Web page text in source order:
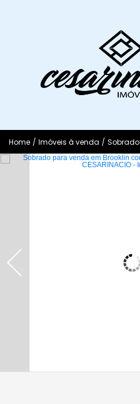
Home / Imóveis à venda / Sobrado